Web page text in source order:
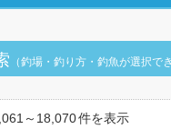
（釣場・釣り方・釣魚が選択で
～18,070件を表示